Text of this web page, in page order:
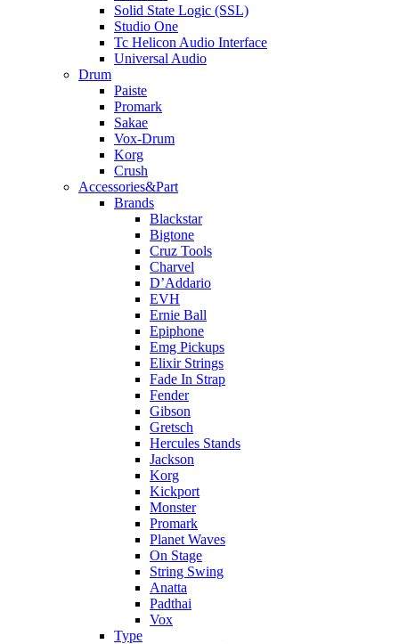
Solid State Logic (SSL)
Studio One
Tc Helicon Audio Interface
Universal Audio
Drum
Paiste
Promark
Sakae
Vox-Drum
Korg
Crush
Accessories&Part
Brands
Blackstar
Bigtone
Cruz Tools
Charvel
D’Addario
EVH
Ernie Ball
Epiphone
Emg Pickups
Elixir Strings
Fade In Strap
Fender
Gibson
Gretsch
Hercules Stands
Jackson
Korg
Kickport
Monster
Promark
Planet Waves
On Stage
String Swing
Anatta
Padthai
Vox
Type